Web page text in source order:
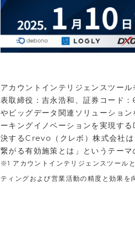
アカウントインテリジェンスツー
表取締役：吉永浩和、証券コード
やビッグデータ関連ソリューショ
ーキングイノベーションを実現す
決するCrevo（クレボ）株式会社
繋がる有効施策とは」というテー
※1 アカウントインテリジェンスツール
ティングおよび営業活動の精度と効果を